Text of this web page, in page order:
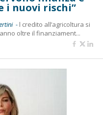
i nuovi rischi”
- l credito all’agricoltura si
oltre il finanziament...